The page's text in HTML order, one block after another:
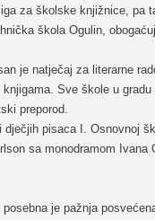
za školske knjižnice, pa
škola Ogulin,
je natječaj za literarne
Sve škole u
preporod.
dječjih pisaca I. Osnovnoj
sa monodramom Ivana
je pažnja